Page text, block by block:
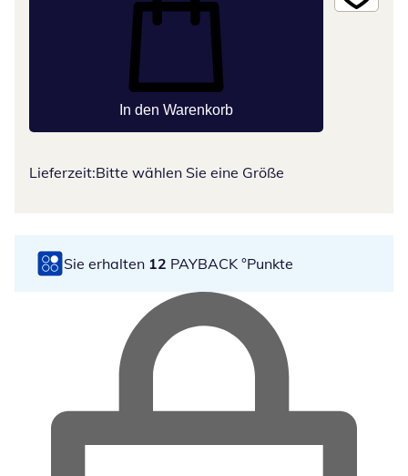
In den Warenkorb
Lieferzeit:Bitte wählen Sie eine Größe
Sie erhalten 12 PAYBACK °Punkte